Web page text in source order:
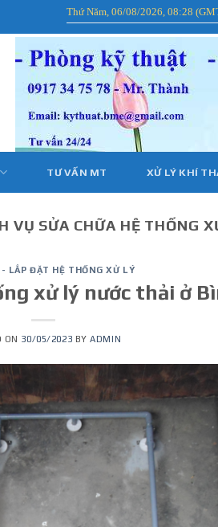
Thứ Năm, 06/08/2026, 08:28
TƯ VẤN MT XỬ LÝ KHÍ
VỤ SỬA CHỮA HỆ THỐNG
- LẮP ĐẶT HỆ THỐNG XỬ LÝ
xử lý nước thải ở
ON 30/05/2023 BYADMIN